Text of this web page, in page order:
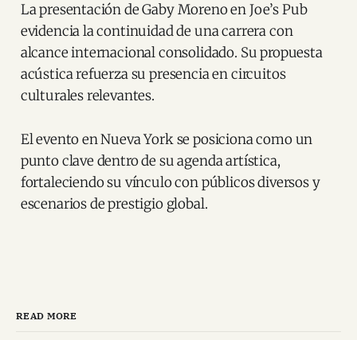
La presentación de Gaby Moreno en Joe’s Pub
evidencia la continuidad de una carrera con
alcance internacional consolidado. Su propuesta
acústica refuerza su presencia en circuitos
culturales relevantes.
El evento en Nueva York se posiciona como un
punto clave dentro de su agenda artística,
fortaleciendo su vínculo con públicos diversos y
escenarios de prestigio global.
READ MORE